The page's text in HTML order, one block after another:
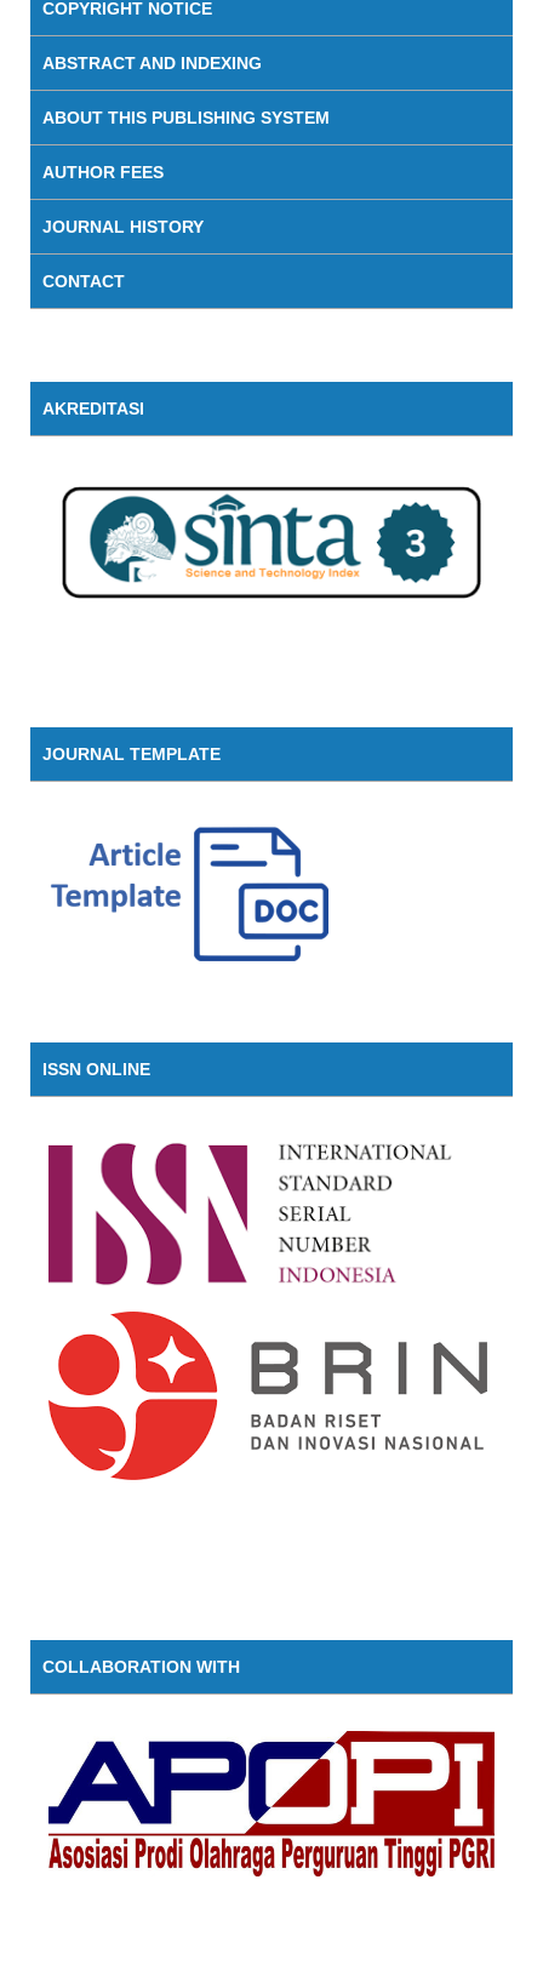
COPYRIGHT NOTICE
ABSTRACT AND INDEXING
ABOUT THIS PUBLISHING SYSTEM
AUTHOR FEES
JOURNAL HISTORY
CONTACT
AKREDITASI
JOURNAL TEMPLATE
ISSN ONLINE
COLLABORATION WITH